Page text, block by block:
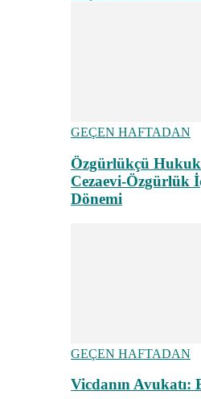
GEÇEN HAFTADAN
Özgürlükçü
Cezaevi-Özgürlük
Dönemi
GEÇEN HAFTADAN
Vicdanın Avukatı: